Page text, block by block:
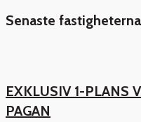
Senaste fastigheterna
EXKLUSIV 1-PLANS
PAGAN